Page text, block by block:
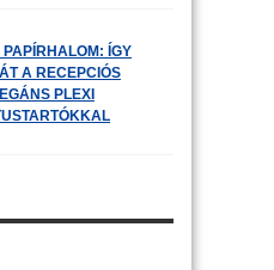
ÍGY
A RECEPCIÓS
PLEXI